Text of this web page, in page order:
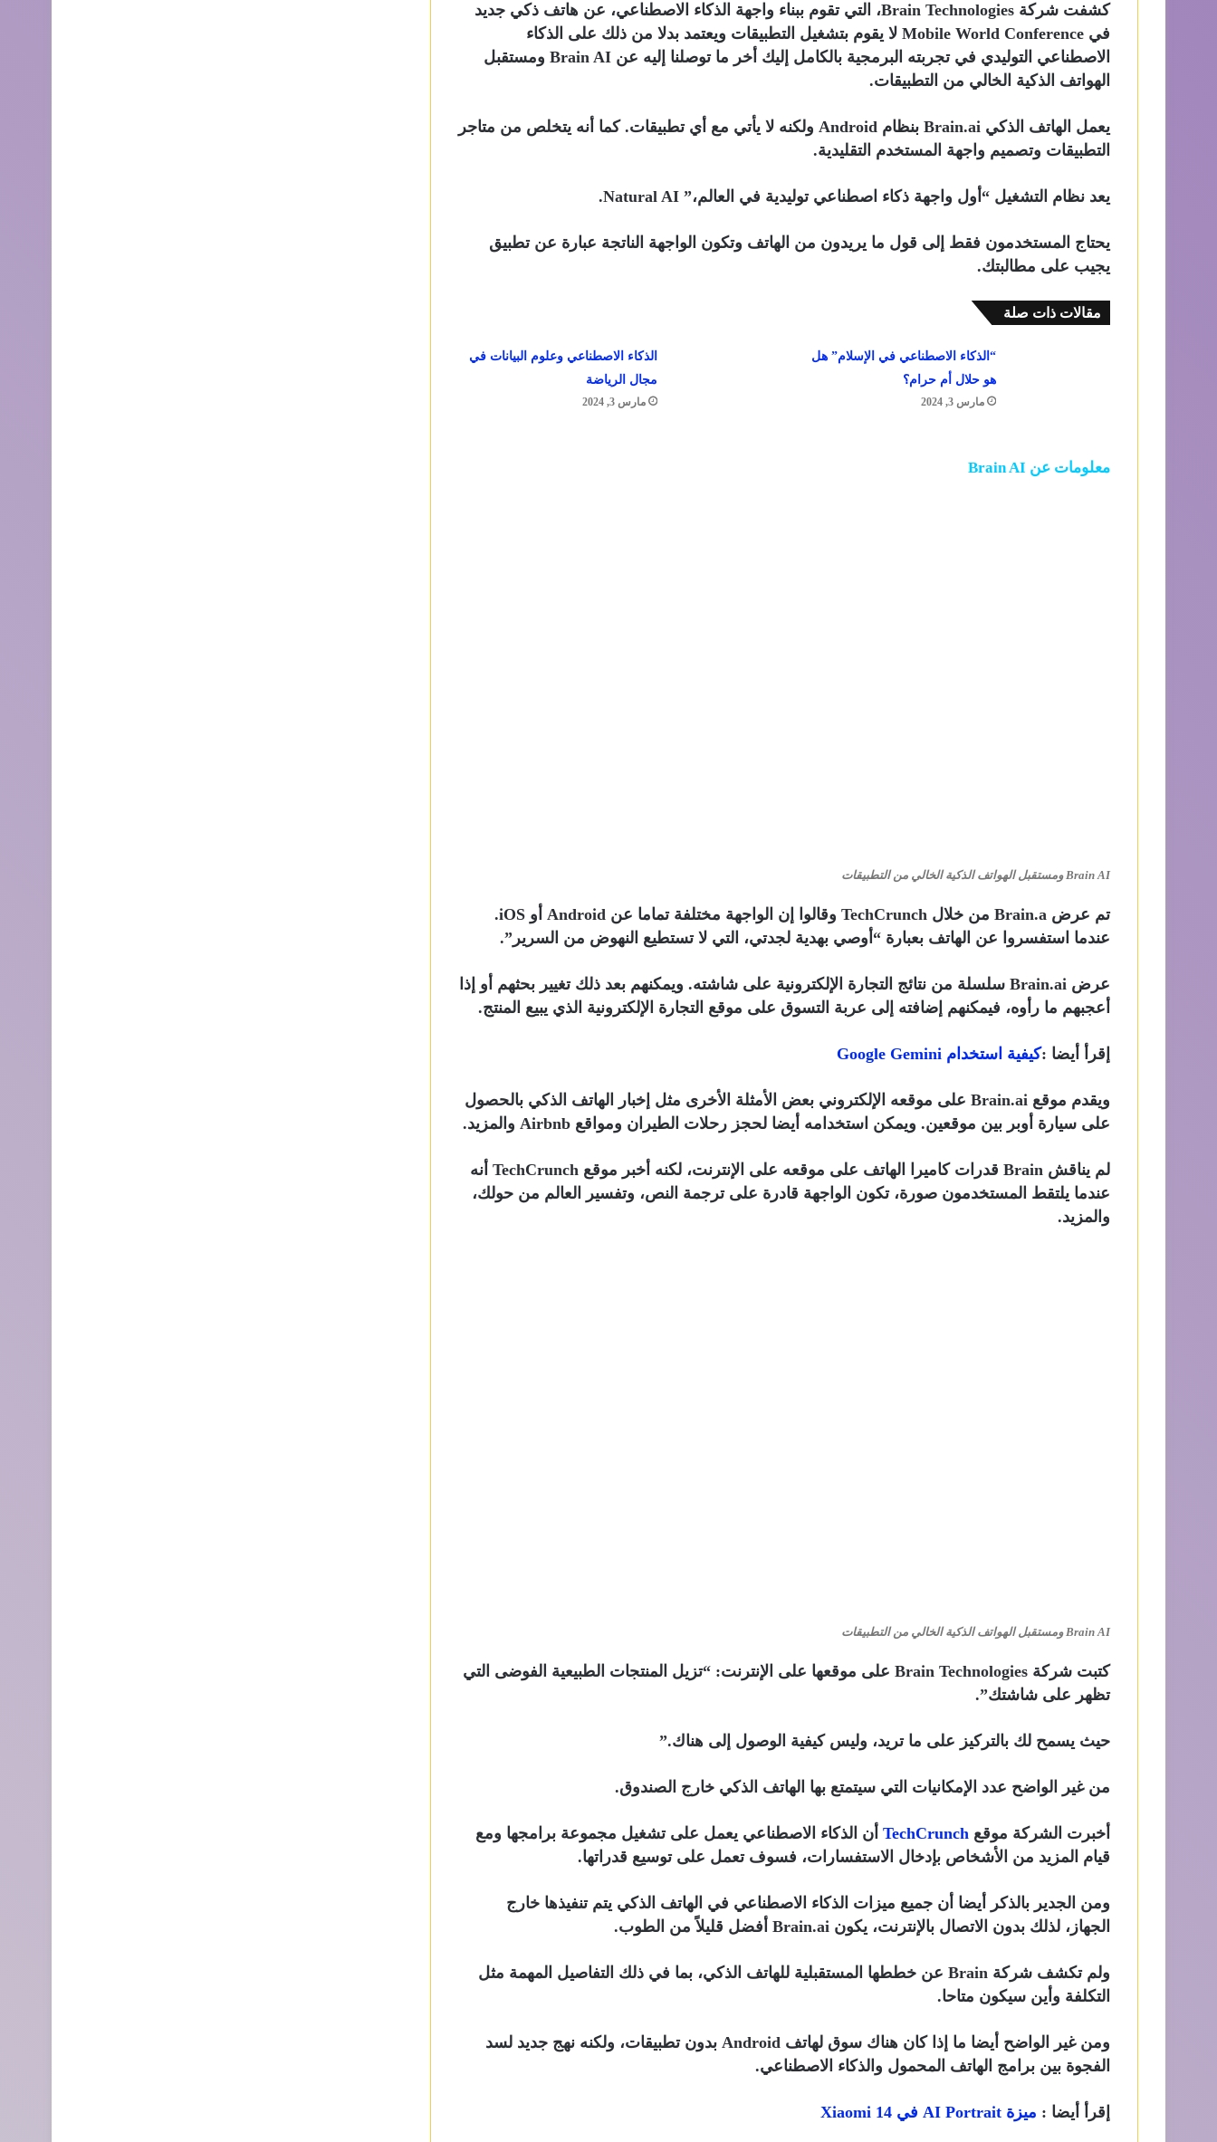
كشفت شركة Brain Technologies، التي تقوم ببناء واجهة الذكاء الاصطناعي، عن هاتف ذكي جديد
في Mobile World Conference لا يقوم بتشغيل التطبيقات ويعتمد بدلا من ذلك على الذكاء
الاصطناعي التوليدي في تجربته البرمجية بالكامل إليك أخر ما توصلنا إليه عن Brain AI ومستقبل
الهواتف الذكية الخالي من التطبيقات.
يعمل الهاتف الذكي Brain.ai بنظام Android ولكنه لا يأتي مع أي تطبيقات. كما أنه يتخلص من متاجر
التطبيقات وتصميم واجهة المستخدم التقليدية.
يعد نظام التشغيل “أول واجهة ذكاء اصطناعي توليدية في العالم،” Natural AI.
يحتاج المستخدمون فقط إلى قول ما يريدون من الهاتف وتكون الواجهة الناتجة عبارة عن تطبيق
يجيب على مطالبتك.
مقالات ذات صلة
“الذكاء الاصطناعي في الإسلام” هل
هو حلال أم حرام؟
مارس 3, 2024
الذكاء الاصطناعي وعلوم البيانات في
مجال الرياضة
مارس 3, 2024
معلومات عن Brain AI
Brain AI ومستقبل الهواتف الذكية الخالي من التطبيقات
تم عرض Brain.a من خلال TechCrunch وقالوا إن الواجهة مختلفة تماما عن Android أو iOS.
عندما استفسروا عن الهاتف بعبارة “أوصي بهدية لجدتي، التي لا تستطيع النهوض من السرير”.
عرض Brain.ai سلسلة من نتائج التجارة الإلكترونية على شاشته. ويمكنهم بعد ذلك تغيير بحثهم أو إذا
أعجبهم ما رأوه، فيمكنهم إضافته إلى عربة التسوق على موقع التجارة الإلكترونية الذي يبيع المنتج.
إقرأ أيضا :كيفية استخدام Google Gemini
ويقدم موقع Brain.ai على موقعه الإلكتروني بعض الأمثلة الأخرى مثل إخبار الهاتف الذكي بالحصول
على سيارة أوبر بين موقعين. ويمكن استخدامه أيضا لحجز رحلات الطيران ومواقع Airbnb والمزيد.
لم يناقش Brain قدرات كاميرا الهاتف على موقعه على الإنترنت، لكنه أخبر موقع TechCrunch أنه
عندما يلتقط المستخدمون صورة، تكون الواجهة قادرة على ترجمة النص، وتفسير العالم من حولك،
والمزيد.
Brain AI ومستقبل الهواتف الذكية الخالي من التطبيقات
كتبت شركة Brain Technologies على موقعها على الإنترنت: “تزيل المنتجات الطبيعية الفوضى التي
تظهر على شاشتك”.
حيث يسمح لك بالتركيز على ما تريد، وليس كيفية الوصول إلى هناك.”
من غير الواضح عدد الإمكانيات التي سيتمتع بها الهاتف الذكي خارج الصندوق.
أخبرت الشركة موقع TechCrunch أن الذكاء الاصطناعي يعمل على تشغيل مجموعة برامجها ومع
قيام المزيد من الأشخاص بإدخال الاستفسارات، فسوف تعمل على توسيع قدراتها.
ومن الجدير بالذكر أيضا أن جميع ميزات الذكاء الاصطناعي في الهاتف الذكي يتم تنفيذها خارج
الجهاز، لذلك بدون الاتصال بالإنترنت، يكون Brain.ai أفضل قليلاً من الطوب.
ولم تكشف شركة Brain عن خططها المستقبلية للهاتف الذكي، بما في ذلك التفاصيل المهمة مثل
التكلفة وأين سيكون متاحا.
ومن غير الواضح أيضا ما إذا كان هناك سوق لهاتف Android بدون تطبيقات، ولكنه نهج جديد لسد
الفجوة بين برامج الهاتف المحمول والذكاء الاصطناعي.
إقرأ أيضا : ميزة AI Portrait في Xiaomi 14